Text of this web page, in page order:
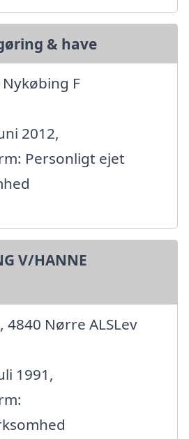
& have
Nykøbing F
2012,
Personligt ejet
V/HANNE
Nørre ALSLev
1991,